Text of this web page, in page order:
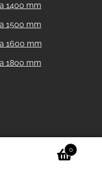
1400 mm
1500 mm
1600 mm
1800 mm
0